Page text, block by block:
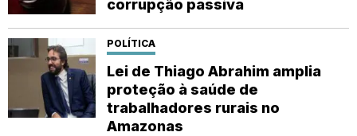
corrupção passiva
POLÍTICA
Lei de Thiago Abrahim amplia
proteção à saúde de
trabalhadores rurais no
Amazonas